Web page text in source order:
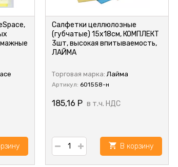
Салфетки целлюлозные
(губчатые) 15х18см, КОМПЛЕКТ
3шт, высокая впитываемость,
ЛАЙМА
Торговая марка: Лайма
Артикул: 601558-н
185,16 Р в т.ч. НДС
В корзину